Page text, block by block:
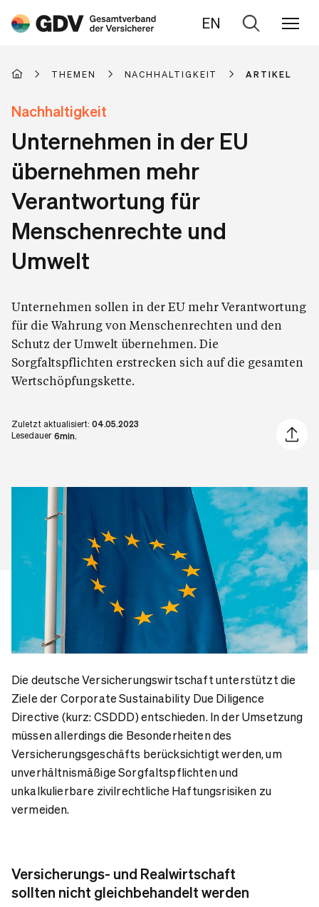
EN
Zur
THEMEN NACHHALTIGKEIT ARTIKEL
Nachhaltigkeit
Unternehmen in der EU
übernehmen mehr
Verantwortung für
Menschenrechte und
Umwelt
Unternehmen sollen in der EU mehr Verantwortung
für die Wahrung von Menschenrechten und den
Schutz der Umwelt übernehmen. Die
Sorgfaltspflichten erstrecken sich auf die gesamten
Wertschöpfungskette.
Zuletzt aktualisiert: 04.05.2023
Lesedauer 6min.
Artikel
Die deutsche Versicherungswirtschaft unterstützt die
Ziele der Corporate Sustainability Due Diligence
Directive (kurz: CSDDD) entschieden. In der Umsetzung
müssen allerdings die Besonderheiten des
Versicherungsgeschäfts berücksichtigt werden, um
unverhältnismäßige Sorgfaltspflichten und
unkalkulierbare zivilrechtliche Haftungsrisiken zu
vermeiden.
Versicherungs- und Realwirtschaft
sollten nicht gleichbehandelt werden